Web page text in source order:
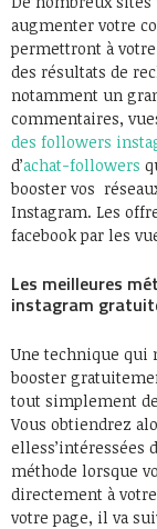
augmenter votre
permettront à
des résultats de
notamment un
commentaires,
des followers
d’achat-followers
booster vos
Instagram. Les
facebook par les
Les meilleures
instagram
Une technique qui
booster
tout simplement
Vous obtiendrez
elless’intéressées
méthode lorsque
directement à
votre page, il va